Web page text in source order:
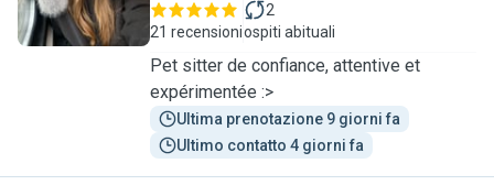
21 recensioni
2
ospiti abituali
Pet sitter de confiance, attentive et
expérimentée :>
Ultima prenotazione 9 giorni fa
Ultimo contatto 4 giorni fa